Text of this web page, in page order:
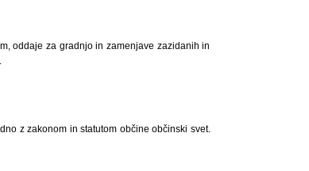
oddaje za gradnjo in zamenjave zazidanih in
z zakonom in statutom občine občinski svet.